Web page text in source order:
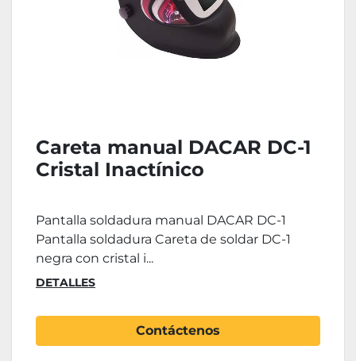
Careta manual DACAR DC-1
Cristal Inactínico
Pantalla soldadura manual DACAR DC-1
Pantalla soldadura Careta de soldar DC-1
negra con cristal i...
DETALLES
Contáctenos